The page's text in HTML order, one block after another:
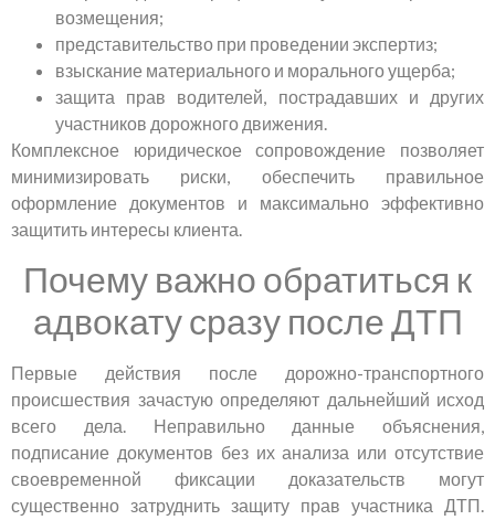
возмещения;
представительство при проведении экспертиз;
взыскание материального и морального ущерба;
защита прав водителей, пострадавших и других
участников дорожного движения.
Комплексное юридическое сопровождение позволяет
минимизировать риски, обеспечить правильное
оформление документов и максимально эффективно
защитить интересы клиента.
Почему важно обратиться к
адвокату сразу после ДТП
Первые действия после дорожно-транспортного
происшествия зачастую определяют дальнейший исход
всего дела. Неправильно данные объяснения,
подписание документов без их анализа или отсутствие
своевременной фиксации доказательств могут
существенно затруднить защиту прав участника ДТП.